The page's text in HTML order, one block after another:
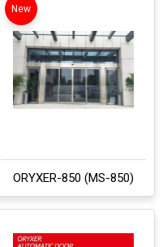
New
ORYXER-850 (MS-850)